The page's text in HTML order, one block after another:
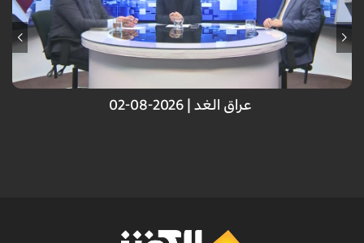
عراق الغد | 2026-08-02